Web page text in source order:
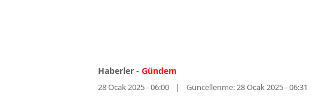
Haberler - Gündem
28 Ocak 2025 - 06:00 Güncellenme:28 Ocak 2025 - 06:31